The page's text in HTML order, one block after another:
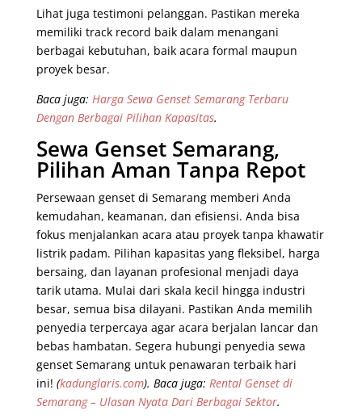
Lihat juga testimoni pelanggan. Pastikan mereka
memiliki track record baik dalam menangani
berbagai kebutuhan, baik acara formal maupun
proyek besar.
Baca juga: Harga Sewa Genset Semarang Terbaru
Dengan Berbagai Pilihan Kapasitas.
Sewa Genset Semarang,
Pilihan Aman Tanpa Repot
Persewaan genset di Semarang memberi Anda
kemudahan, keamanan, dan efisiensi. Anda bisa
fokus menjalankan acara atau proyek tanpa khawatir
listrik padam. Pilihan kapasitas yang fleksibel, harga
bersaing, dan layanan profesional menjadi daya
tarik utama. Mulai dari skala kecil hingga industri
besar, semua bisa dilayani. Pastikan Anda memilih
penyedia terpercaya agar acara berjalan lancar dan
bebas hambatan. Segera hubungi penyedia sewa
genset Semarang untuk penawaran terbaik hari
ini! (kadunglaris.com). Baca juga: Rental Genset di
Semarang – Ulasan Nyata Dari Berbagai Sektor.